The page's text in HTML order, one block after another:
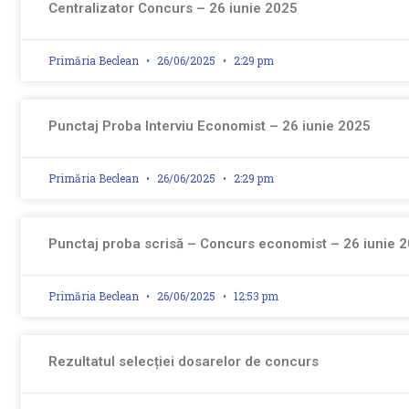
Centralizator Concurs – 26 iunie 2025
Primăria Beclean 26/06/2025 2:29 pm
Punctaj Proba Interviu Economist – 26 iunie 2025
Primăria Beclean 26/06/2025 2:29 pm
Punctaj proba scrisă – Concurs economist – 26 iunie
Primăria Beclean 26/06/2025 12:53 pm
Rezultatul selecției dosarelor de concurs